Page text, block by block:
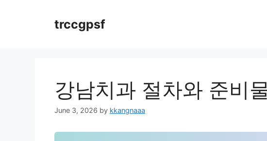
trccgpsf
강남치과 절차와 준비
June 3, 2026 by kkangnaaa